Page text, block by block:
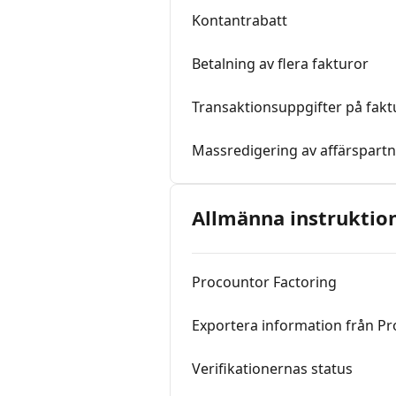
Kontantrabatt
Betalning av flera fakturor
Transaktionsuppgifter på
Massredigering av
Allmänna
Procountor Factoring
Exportera information från
Verifikationernas status